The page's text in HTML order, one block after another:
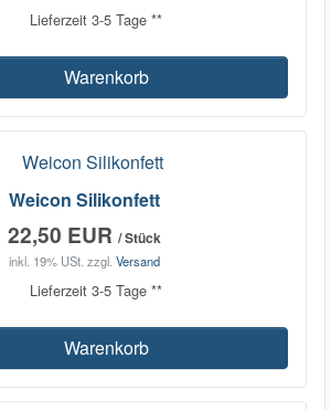
Lieferzeit 3-5 Tage **
Warenkorb
Weicon Silikonfett
22,50 EUR / Stück
inkl. 19% USt. zzgl. Versand
Lieferzeit 3-5 Tage **
Warenkorb